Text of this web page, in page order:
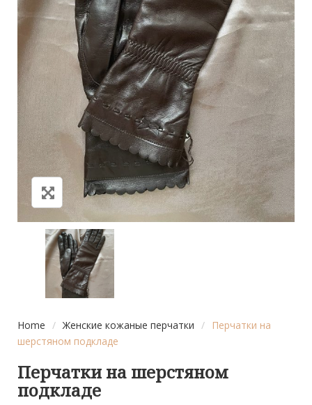
Home / Женские кожаные перчатки /
Перчатки на
шерстяном подкладе
Перчатки на шерстяном
подкладе